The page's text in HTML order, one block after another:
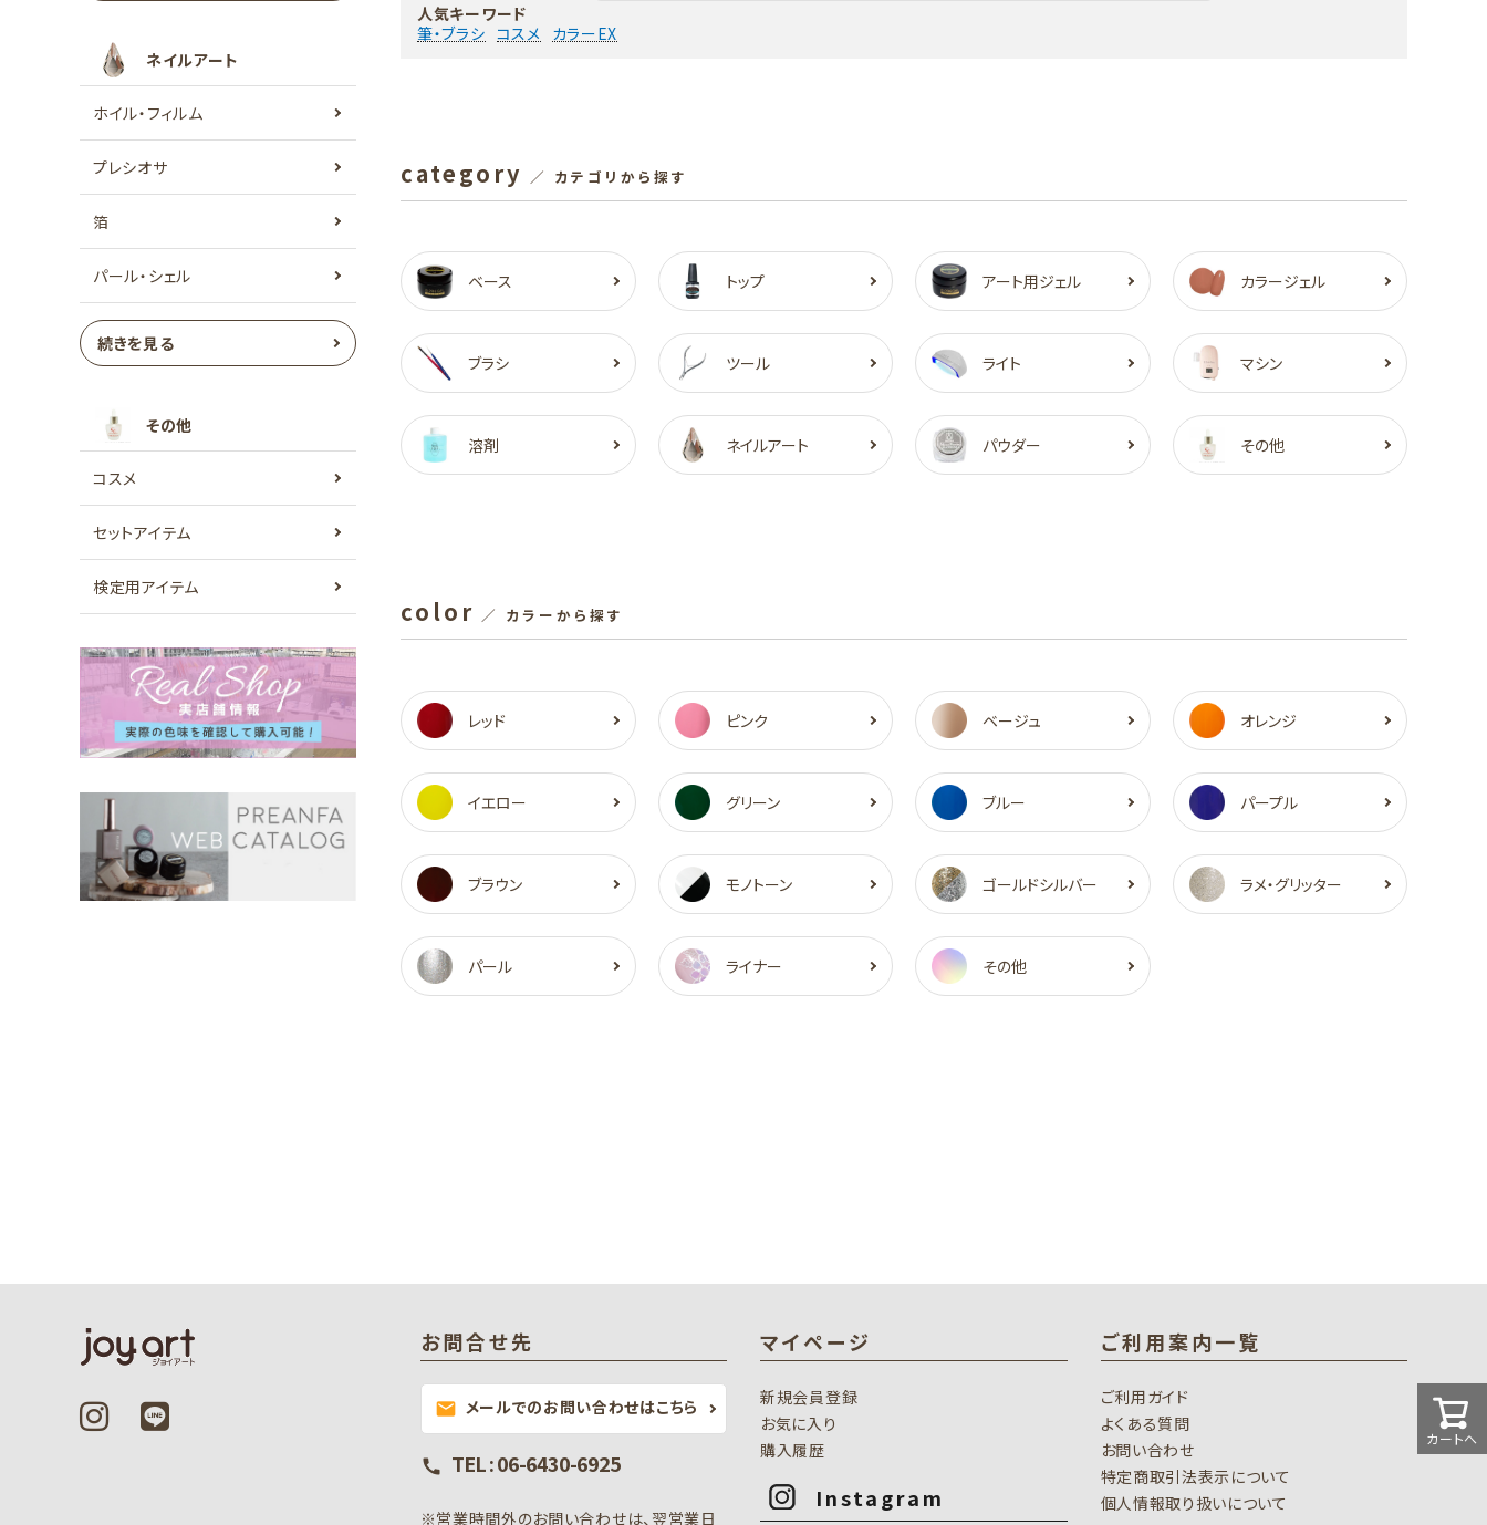
ネイルアート
ホイル・フィルム
プレシオサ
箔
パール・シェル
続きを見る
その他
コスメ
セットアイテム
検定用アイテム
人気キーワード
筆・ブラシ コスメ カラーEX
category ／ カテゴリから探す
ベース トップ アート用ジェル カラージェル
ブラシ ツール ライト マシン
溶剤 ネイルアート パウダー その他
color ／ カラーから探す
レッド ピンク ベージュ オレンジ
イエロー グリーン ブルー パープル
ブラウン モノトーン ゴールドシルバー ラメ・グリッター
パール ライナー その他
カートへ
お問合せ先
mail メールでのお問い合わせはこちら
call TEL : 06-6430-6925
※営業時間外のお問い合わせは、翌営業日
マイページ
新規会員登録
お気に入り
購入履歴
Instagram
ご利用案内一覧
ご利用ガイド
よくある質問
お問い合わせ
特定商取引法表示について
個人情報取り扱いについて